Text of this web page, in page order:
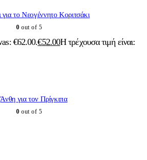
το Νεογέννητο Κοριτσάκι
0 out of 5
€62.00.€52.00Η τρέχουσα τιμή είναι:
Άνθη για τον Πρίγκιπα
0 out of 5